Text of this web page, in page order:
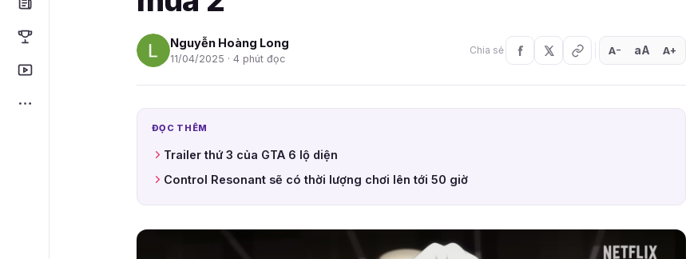
Nguyễn Hoàng Long
11/04/2025 · 4 phút đọc
Chia sẻ A− aA A+
ĐỌC THÊM
Trailer thứ 3 của GTA 6 lộ diện
Control Resonant sẽ có thời lượng chơi lên tới 50 giờ